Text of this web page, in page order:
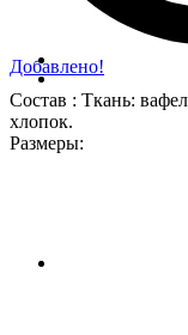
Добавлено!
Состав : Ткань:
хлопок.
Размеры: